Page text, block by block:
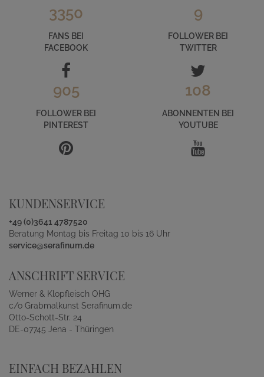
3350
FANS BEI
FACEBOOK
9
FOLLOWER BEI
TWITTER
905
FOLLOWER BEI
PINTEREST
108
ABONNENTEN BEI
YOUTUBE
KUNDENSERVICE
+49 (0)3641 4787520
Beratung Montag bis Freitag 10 bis 16 Uhr
service@serafinum.de
ANSCHRIFT SERVICE
Werner & Klopfleisch OHG
c/o Grabmalkunst Serafinum.de
Otto-Schott-Str. 24
DE-07745 Jena - Thüringen
EINFACH BEZAHLEN